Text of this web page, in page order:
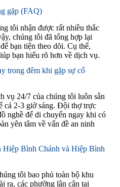
gặp (FAQ)
tôi nhận được rất nhiều thắc
chúng tôi đã tổng hợp lại
bạn tiện theo dõi. Cụ thể,
bạn hiểu rõ hơn về dịch vụ.
trong đêm khi gặp sự cố
vụ 24/7 của chúng tôi luôn sẵn
cả 2-3 giờ sáng. Đội thợ trực
nghề để di chuyển ngay khi có
yên tâm về vấn đề an ninh
Hiệp Bình Chánh và Hiệp Bình
tôi bao phủ toàn bộ khu
ra, các phường lân cận tại